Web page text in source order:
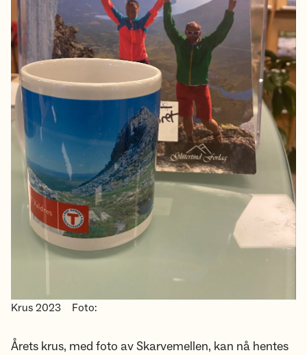
Krus 2023 Foto:
Årets krus, med foto av Skarvemellen, kan nå hentes